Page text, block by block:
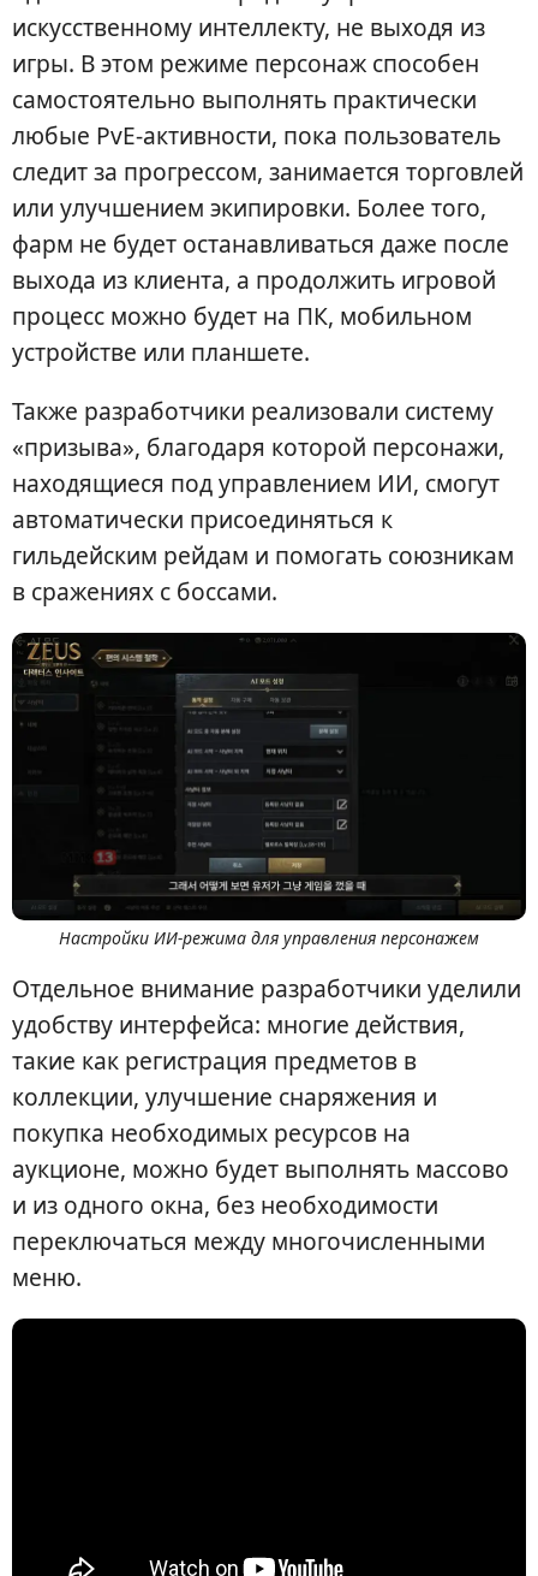
искусственному интеллекту, не выходя из
игры. В этом режиме персонаж способен
самостоятельно выполнять практически
любые PvE-активности, пока пользователь
следит за прогрессом, занимается торговлей
или улучшением экипировки. Более того,
фарм не будет останавливаться даже после
выхода из клиента, а продолжить игровой
процесс можно будет на ПК, мобильном
устройстве или планшете.
Также разработчики реализовали систему
«призыва», благодаря которой персонажи,
находящиеся под управлением ИИ, смогут
автоматически присоединяться к
гильдейским рейдам и помогать союзникам
в сражениях с боссами.
Настройки ИИ-режима для управления персонажем
Отдельное внимание разработчики уделили
удобству интерфейса: многие действия,
такие как регистрация предметов в
коллекции, улучшение снаряжения и
покупка необходимых ресурсов на
аукционе, можно будет выполнять массово
и из одного окна, без необходимости
переключаться между многочисленными
меню.